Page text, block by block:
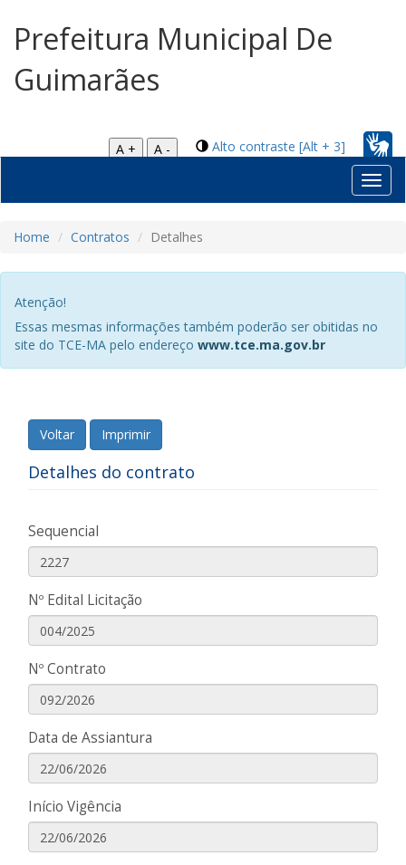
Prefeitura Municipal De
Guimarães
Alto contraste [Alt + 3]
A +
A -
Home Contratos Detalhes
Atenção!
Essas mesmas informações também poderão ser obitidas no
site do TCE-MA pelo endereço www.tce.ma.gov.br
Voltar Imprimir
Detalhes do contrato
Sequencial
Nº Edital Licitação
Nº Contrato
Data de Assiantura
Início Vigência